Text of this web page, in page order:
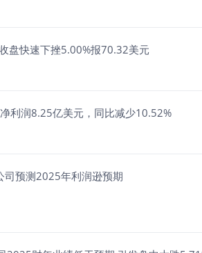
盘快速下挫5.00%报70.32美元
利润8.25亿美元，同比减少10.52%
司预测2025年利润逊预期